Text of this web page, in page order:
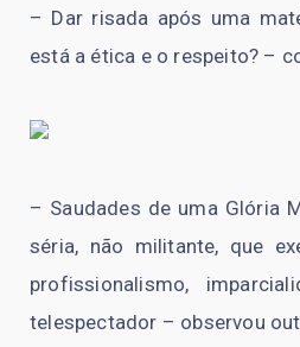
– Dar risada após uma
está a ética e o respeito? –
– Saudades de uma Glória
séria, não militante, que
profissionalismo,
telespectador – observou